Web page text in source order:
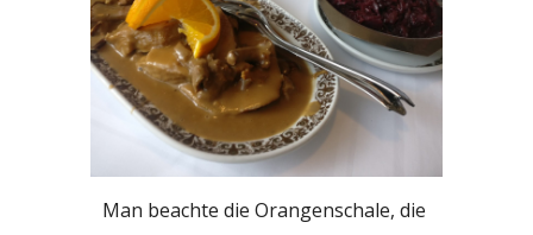
Man beachte die Orangenschale, die